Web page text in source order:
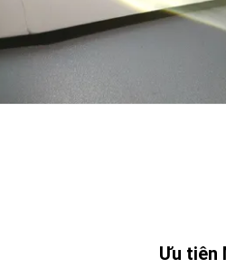
Ưu tiên